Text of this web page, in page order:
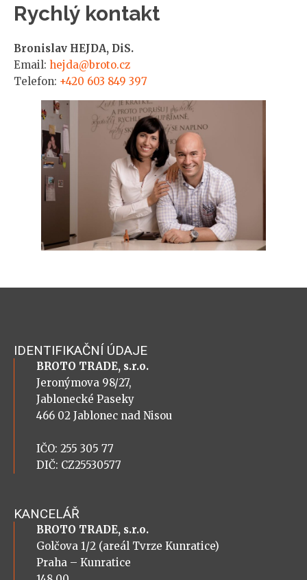
Rychlý kontakt
Bronislav HEJDA, DiS.
Email: hejda@broto.cz
Telefon: +420 603 849 397
IDENTIFIKAČNÍ ÚDAJE
BROTO TRADE, s.r.o.
Jeronýmova 98/27,
Jablonecké Paseky
466 02 Jablonec nad Nisou
IČO: 255 305 77
DIČ: CZ25530577
KANCELÁŘ
BROTO TRADE, s.r.o.
Golčova 1/2 (areál Tvrze Kunratice)
Praha – Kunratice